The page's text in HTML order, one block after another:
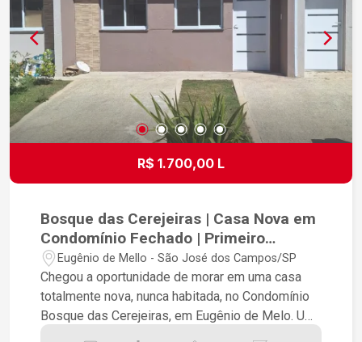
R$ 1.700,00 L
Bosque das Cerejeiras | Casa Nova em
Condomínio Fechado | Primeiro
Morador em Eugênio de Melo
Eugênio de Mello - São José dos Campos/SP
Chegou a oportunidade de morar em uma casa
totalmente nova, nunca habitada, no Condomínio
Bosque das Cerejeiras, em Eugênio de Melo. Um